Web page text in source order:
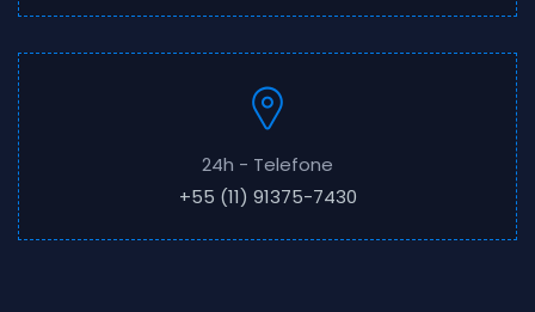
24h - Telefone
+55 (11) 91375-7430